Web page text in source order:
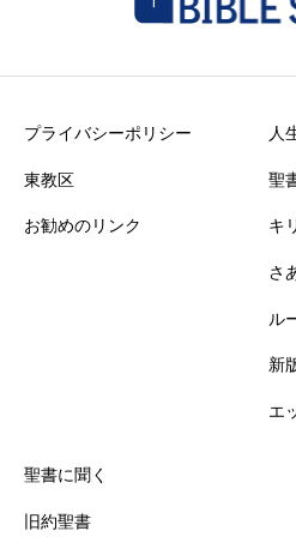
プライバシーポリシー
東教区
お勧めのリンク
人
聖
キ
さ
ル
新
エ
聖書に聞く
旧約聖書